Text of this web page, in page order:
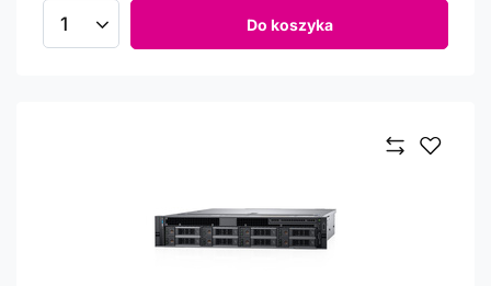
Ilość produktów Do koszyka